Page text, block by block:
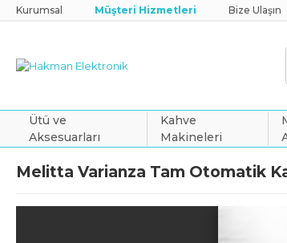
Kurumsal Müşteri Hizmetleri Bize Ulaşın
Ütü ve
Aksesuarları
Kahve
Makineleri
Melitta Varianza Tam Otomatik